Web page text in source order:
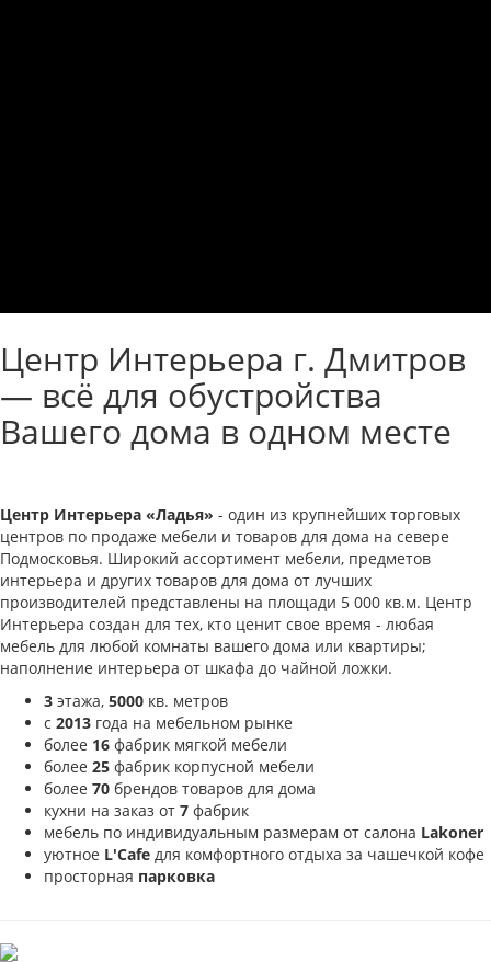
Центр Интерьера г. Дмитров
— всё для обустройства
Вашего дома в одном месте
Центр Интерьера «Ладья» - один из крупнейших торговых
центров по продаже мебели и товаров для дома на севере
Подмосковья. Широкий ассортимент мебели, предметов
интерьера и других товаров для дома от лучших
производителей представлены на площади 5 000 кв.м. Центр
Интерьера создан для тех, кто ценит свое время - любая
мебель для любой комнаты вашего дома или квартиры;
наполнение интерьера от шкафа до чайной ложки.
3 этажа, 5000 кв. метров
с 2013 года на мебельном рынке
более 16 фабрик мягкой мебели
более 25 фабрик корпусной мебели
более 70 брендов товаров для дома
кухни на заказ от 7 фабрик
мебель по индивидуальным размерам от салона Lakoner
уютное L'Cafe для комфортного отдыха за чашечкой кофе
просторная парковка